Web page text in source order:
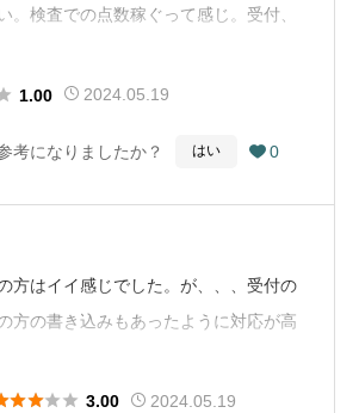
。検査での点数稼ぐって感じ。受付、
👎他の病院が良いと思う。（Google
1.00 2024.05.19
考になりましたか？ はい  0
はイイ感じでした。が、、、受付の
方の書き込みもあったように対応が高
した。星 3/5 です。（Google Map
 3.00 2024.05.19